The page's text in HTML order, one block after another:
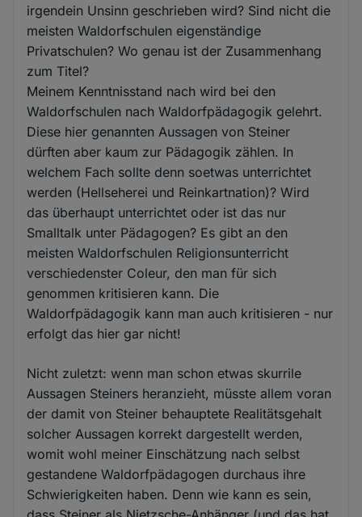
irgendein Unsinn geschrieben wird? Sind nicht die
meisten Waldorfschulen eigenständige
Privatschulen? Wo genau ist der Zusammenhang
zum Titel?
Meinem Kenntnisstand nach wird bei den
Waldorfschulen nach Waldorfpädagogik gelehrt.
Diese hier genannten Aussagen von Steiner
dürften aber kaum zur Pädagogik zählen. In
welchem Fach sollte denn soetwas unterrichtet
werden (Hellseherei und Reinkartnation)? Wird
das überhaupt unterrichtet oder ist das nur
Smalltalk unter Pädagogen? Es gibt an den
meisten Waldorfschulen Religionsunterricht
verschiedenster Coleur, den man für sich
genommen kritisieren kann. Die
Waldorfpädagogik kann man auch kritisieren - nur
erfolgt das hier gar nicht!
Nicht zuletzt: wenn man schon etwas skurrile
Aussagen Steiners heranzieht, müsste allem voran
der damit von Steiner behauptete Realitätsgehalt
solcher Aussagen korrekt dargestellt werden,
womit wohl meiner Einschätzung nach selbst
gestandene Waldorfpädagogen durchaus ihre
Schwierigkeiten haben. Denn wie kann es sein,